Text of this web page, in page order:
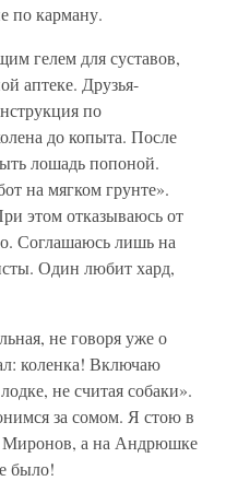
по карману.
гелем для суставов,
аптеке. Друзья-
по
до копыта. После
лошадь попоной.
на мягком грунте».
этом отказываюсь от
Соглашаюсь лишь на
Один любит хард,
не говоря уже о
коленка! Включаю
не считая собаки».
за сомом. Я стою в
Миронов, а на Андрюшке
было!